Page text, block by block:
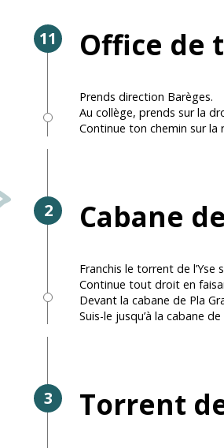
11 Office de
Prends direction Barèges.
Au collège, prends sur la
Continue ton chemin sur la
2 Cabane
Franchis le torrent de
Continue tout droit en
Devant la cabane de Pla
Suis-le jusqu’à la cabane
3 Torrent